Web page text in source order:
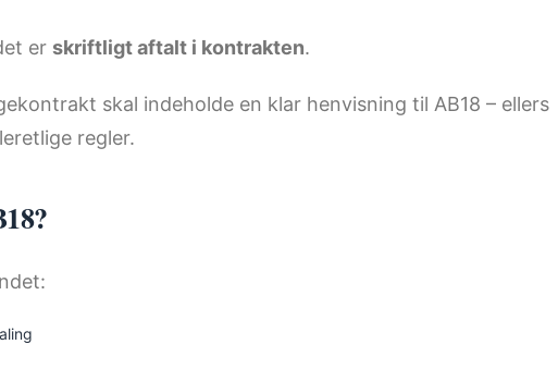
er skriftligt aftalt i kontrakten.
skal indeholde en klar henvisning til AB18 – ellers
regler.